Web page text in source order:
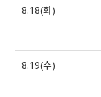
8.18(화)
8.19(수)